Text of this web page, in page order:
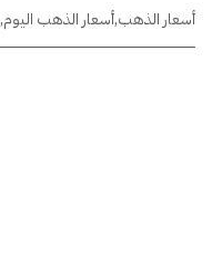
أسعار الذهب,أسعار الذهب اليوم,